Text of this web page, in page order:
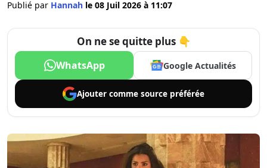
Publié par Hannah le 08 Juil 2026 à 11:07
On ne se quitte plus 👇
WhatsApp Google Actualités
Ajouter comme source préférée